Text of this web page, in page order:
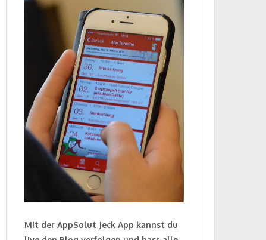
Mit der AppSolut Jeck App kannst du